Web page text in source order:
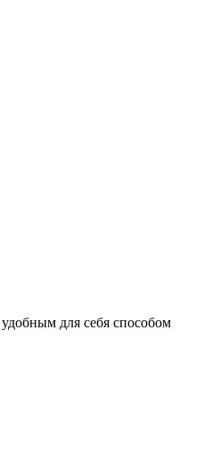
для себя способом